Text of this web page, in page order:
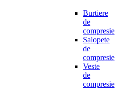
Burtiere
de
compresie
Salopete
de
compresie
Veste
de
compresie